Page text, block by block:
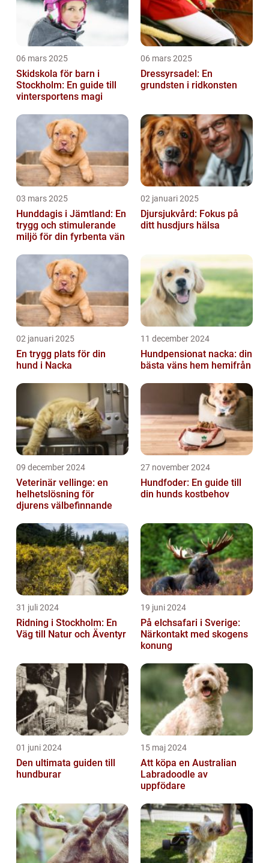
06 mars 2025
Skidskola för barn i
Stockholm: En guide till
vintersportens magi
06 mars 2025
Dressyrsadel: En
grundsten i ridkonsten
03 mars 2025
Hunddagis i Jämtland: En
trygg och stimulerande
miljö för din fyrbenta vän
02 januari 2025
Djursjukvård: Fokus på
ditt husdjurs hälsa
02 januari 2025
En trygg plats för din
hund i Nacka
11 december 2024
Hundpensionat nacka: din
bästa väns hem hemifrån
09 december 2024
Veterinär vellinge: en
helhetslösning för
djurens välbefinnande
27 november 2024
Hundfoder: En guide till
din hunds kostbehov
31 juli 2024
Ridning i Stockholm: En
Väg till Natur och Äventyr
19 juni 2024
På elchsafari i Sverige:
Närkontakt med skogens
konung
01 juni 2024
Den ultimata guiden till
hundburar
15 maj 2024
Att köpa en Australian
Labradoodle av
uppfödare